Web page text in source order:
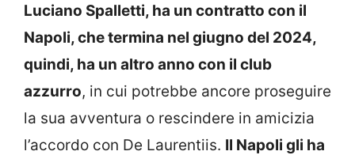
Luciano Spalletti, ha un contratto con il
Napoli, che termina nel giugno del 2024,
quindi, ha un altro anno con il club
azzurro, in cui potrebbe ancore proseguire
la sua avventura o rescindere in amicizia
l’accordo con De Laurentiis. Il Napoli gli ha